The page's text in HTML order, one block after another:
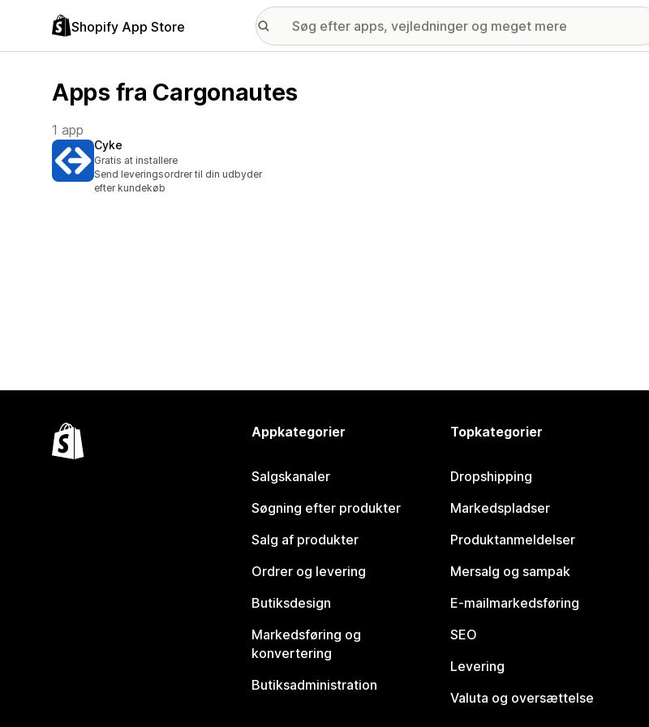
Shopify App Store
Apps fra Cargonautes
1 app
Cyke
Gratis at installere
Send leveringsordrer til din udbyder
efter kundekøb
Appkategorier
Salgskanaler
Søgning efter produkter
Salg af produkter
Ordrer og levering
Butiksdesign
Markedsføring og
konvertering
Butiksadministration
Topkategorier
Dropshipping
Markedspladser
Produktanmeldelser
Mersalg og sampak
E-mailmarkedsføring
SEO
Levering
Valuta og oversættelse